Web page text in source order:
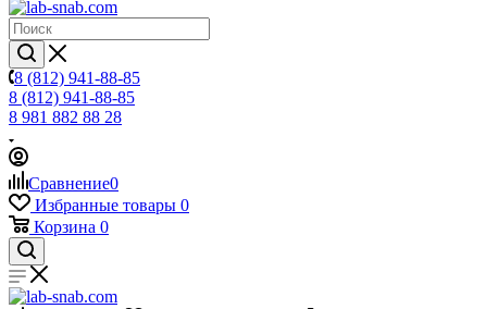
8 (812) 941-88-85
8 (812) 941-88-85
8 981 882 88 28
Сравнение0
Избранные товары 0
Корзина 0